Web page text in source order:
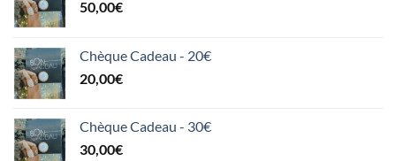
50,00€
Chèque Cadeau - 20€
20,00€
Chèque Cadeau - 30€
30,00€